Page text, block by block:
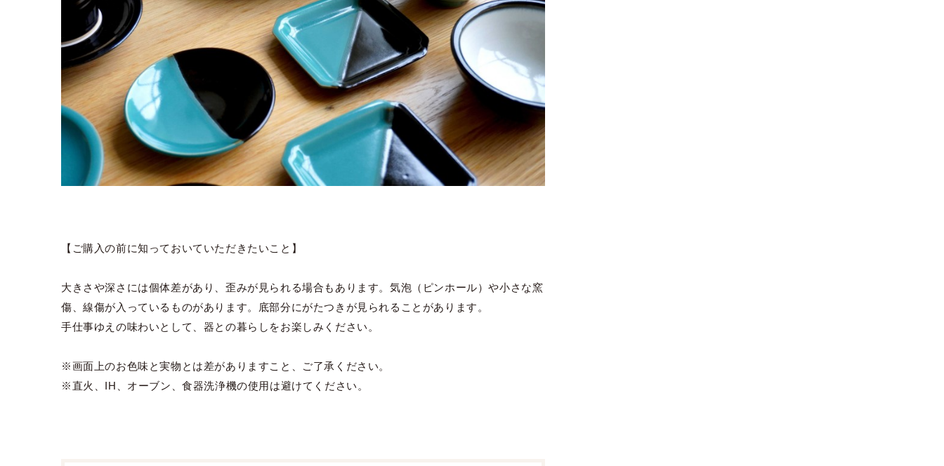
【ご購入の前に知っておいていただきたいこと】
大きさや深さには個体差があり、歪みが見られる場合もあります。気泡（ピンホール）や小さな窯
傷、線傷が入っているものがあります。底部分にがたつきが見られることがあります。
手仕事ゆえの味わいとして、器との暮らしをお楽しみください。
※画面上のお色味と実物とは差がありますこと、ご了承ください。
※直火、IH、オーブン、食器洗浄機の使用は避けてください。